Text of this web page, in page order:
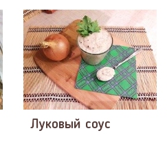
Луковый соус